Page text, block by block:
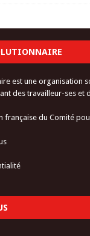
est une organisation
des travailleur-ses et
française du Comité